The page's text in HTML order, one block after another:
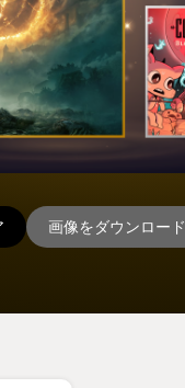
画像をダウンロード